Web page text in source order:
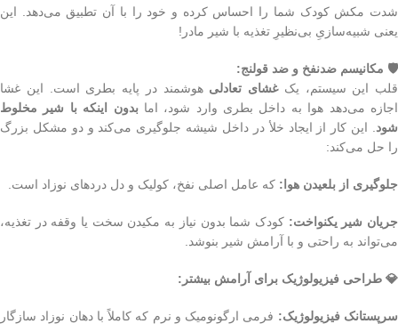
شدت مکش کودک شما را احساس کرده و خود را با آن تطبیق می‌دهد. این
یعنی شبیه‌سازیِ بی‌نظیرِ تغذیه با شیر مادر!
🛡️ مکانیسم ضدنفخ و ضد قولنج:
قلب این سیستم، یکغشای تعادلی هوشمند در پایه بطری است. این غشا
اجازه می‌دهد هوا به داخل بطری وارد شود، امابدون اینکه با شیر مخلوط
شود . این کار از ایجاد خلأ در داخل شیشه جلوگیری می‌کند و دو مشکل بزرگ
را حل می‌کند:
جلوگیری از بلعیدن هوا: که عامل اصلی نفخ، کولیک و دل دردهای نوزاد است.
جریان شیر یکنواخت: کودک شما بدون نیاز به مکیدن سخت یا وقفه در تغذیه،
می‌تواند به راحتی و با آرامش شیر بنوشد.
💎 طراحی فیزیولوژیک برای آرامش بیشتر:
سرپستانک فیزیولوژیک: فرمی ارگونومیک و نرم که کاملاً با دهان نوزاد سازگار